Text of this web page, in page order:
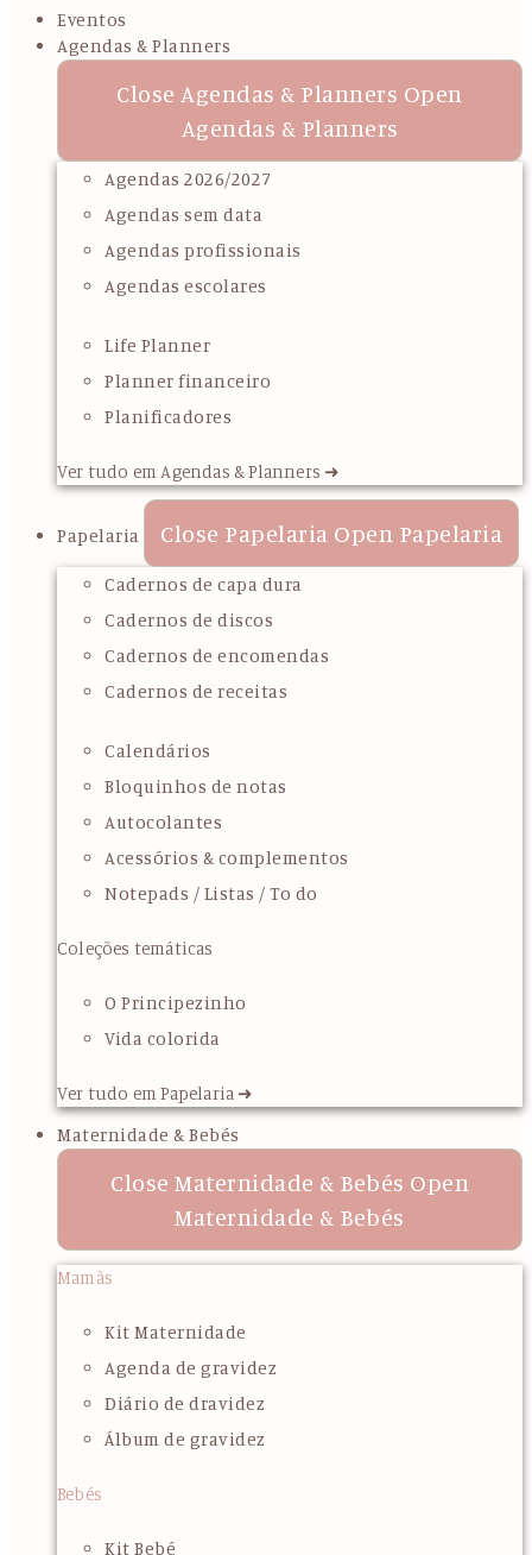
Eventos
Agendas & Planners
Close Agendas & Planners Open
Agendas & Planners
Agendas 2026/2027
Agendas sem data
Agendas profissionais
Agendas escolares
Life Planner
Planner financeiro
Planificadores
Ver tudo em Agendas & Planners ➜
Papelaria Close Papelaria Open Papelaria
Cadernos de capa dura
Cadernos de discos
Cadernos de encomendas
Cadernos de receitas
Calendários
Bloquinhos de notas
Autocolantes
Acessórios & complementos
Notepads / Listas / To do
Coleções temáticas
O Principezinho
Vida colorida
Ver tudo em Papelaria ➜
Maternidade & Bebés
Close Maternidade & Bebés Open
Maternidade & Bebés
Mamãs
Kit Maternidade
Agenda de gravidez
Diário de dravidez
Álbum de gravidez
Bebés
Kit Bebé